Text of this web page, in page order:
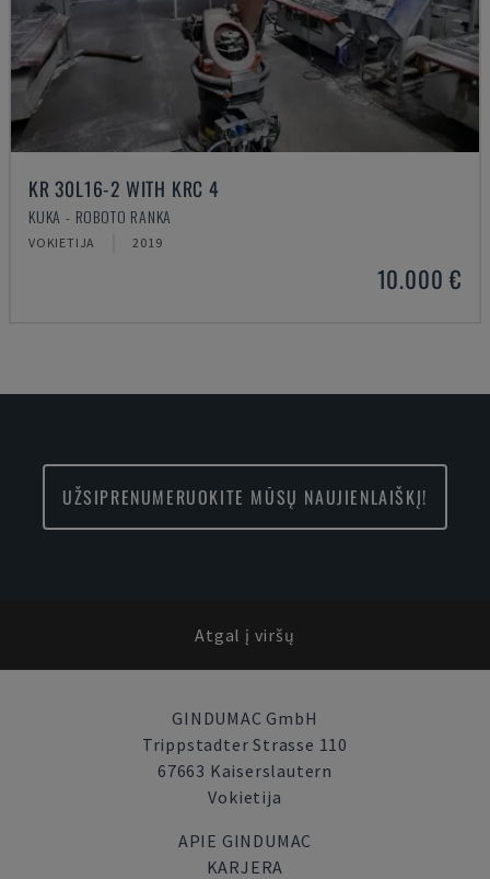
KR 30L16-2 WITH KRC 4
KUKA - ROBOTO RANKA
VOKIETIJA 2019
10.000 €
UŽSIPRENUMERUOKITE MŪSŲ NAUJIENLAIŠKĮ!
Atgal į viršų
GINDUMAC GmbH
Trippstadter Strasse 110
67663 Kaiserslautern
Vokietija
APIE GINDUMAC
KARJERA